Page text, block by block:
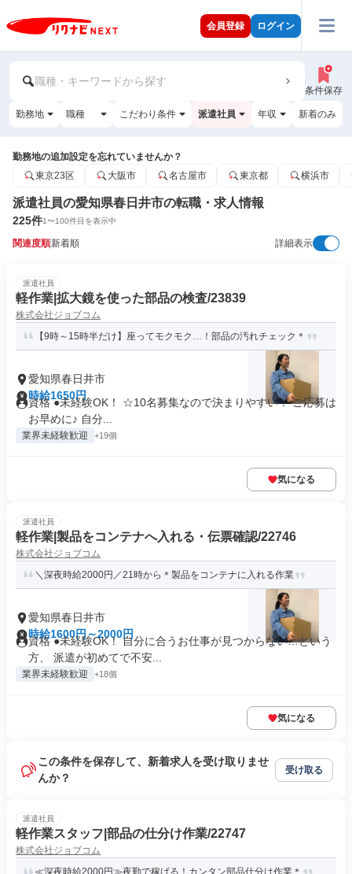
会員登録 ログイン
職種・キーワードから探す
条件保存
勤務地 職種 こだわり条件 派遣社員 年収 新着のみ
勤務地の追加設定を忘れていませんか？
東京23区
大阪市 名古屋市 東京都 横浜市
派遣社員の愛知県春日井市の転職・求人情報
225件1〜100件目を表示中
関連度順新着順 詳細表示
派遣社員
軽作業|拡大鏡を使った部品の検査/23839
株式会社ジョブコム
【9時～15時半だけ】座ってモクモク…！部品の汚れチェック＊
愛知県春日井市
時給1650円
資格 ●未経験OK！ ☆10名募集なので決まりやすい！ ご応募は
お早めに♪ 自分...
業界未経験歓迎 +19個
気になる
派遣社員
軽作業|製品をコンテナへ入れる・伝票確認/22746
株式会社ジョブコム
＼深夜時給2000円／21時から＊製品をコンテナに入れる作業
愛知県春日井市
時給1600円～2000円
資格 ●未経験OK！ 自分に合うお仕事が見つからない…という
方、 派遣が初めてで不安...
業界未経験歓迎 +18個
気になる
この条件を保存して、新着求人を受け取りませ
んか？
受け取る
派遣社員
軽作業スタッフ|部品の仕分け作業/22747
株式会社ジョブコム
≪深夜時給2000円≫夜勤で稼げる！カンタン部品仕分け作業＊